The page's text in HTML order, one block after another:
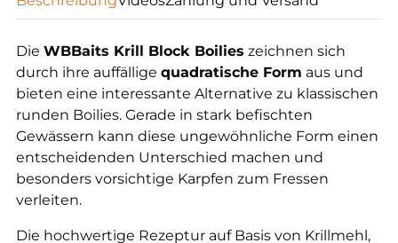
Die WBBaits Krill Block Boilies zeichnen sich
durch ihre auffällige quadratische Form aus und
bieten eine interessante Alternative zu klassischen
runden Boilies. Gerade in stark befischten
Gewässern kann diese ungewöhnliche Form einen
entscheidenden Unterschied machen und
besonders vorsichtige Karpfen zum Fressen
verleiten.
Die hochwertige Rezeptur auf Basis von Krillmehl,